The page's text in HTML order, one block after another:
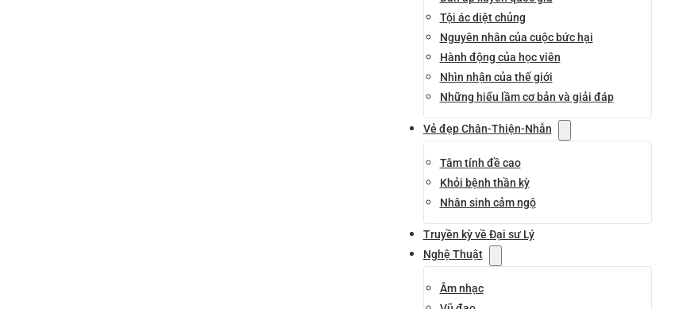
Tội ác diệt chủng
Nguyên nhân của cuộc bức hại
Hành động của học viên
Nhìn nhận của thế giới
Những hiểu lầm cơ bản và giải đáp
Vẻ đẹp Chân-Thiện-Nhẫn
Tâm tính đề cao
Khỏi bệnh thần kỳ
Nhân sinh cảm ngộ
Truyền kỳ về Đại sư Lý
Nghệ Thuật
Âm nhạc